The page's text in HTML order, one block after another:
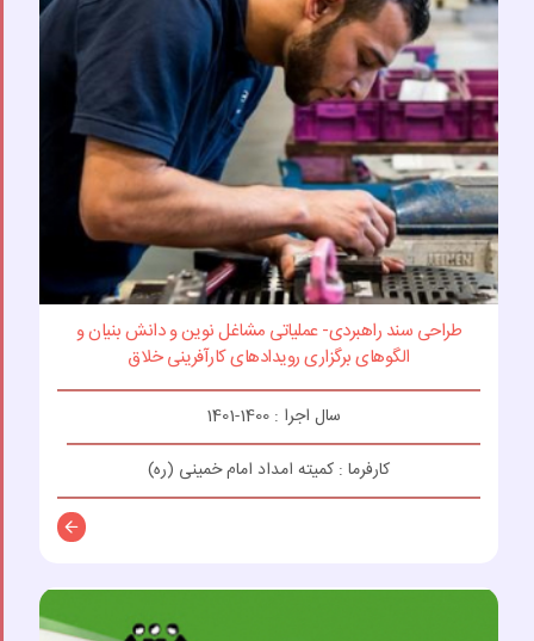
طراحی سند راهبردی- عملیاتی مشاغل نوین و دانش بنیان و
الگوهای برگزاری رویدادهای کارآفرینی خلاق
سال اجرا : 1400-1401
کارفرما : کمیته امداد امام خمینی (ره)